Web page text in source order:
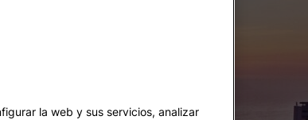
la web y sus servicios, analizar